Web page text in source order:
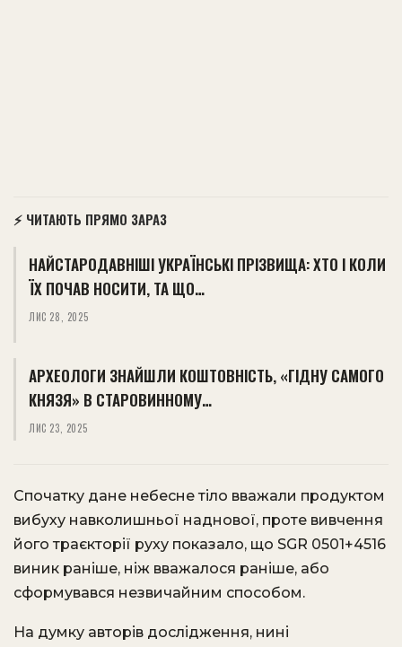
⚡ ЧИТАЮТЬ ПРЯМО ЗАРАЗ
НАЙСТАРОДАВНІШІ УКРАЇНСЬКІ ПРІЗВИЩА: ХТО І КОЛИ
ЇХ ПОЧАВ НОСИТИ, ТА ЩО…
ЛИС 28, 2025
АРХЕОЛОГИ ЗНАЙШЛИ КОШТОВНІСТЬ, «ГІДНУ САМОГО
КНЯЗЯ» В СТАРОВИННОМУ…
ЛИС 23, 2025
Спочатку дане небесне тіло вважали продуктом
вибуху навколишньої наднової, проте вивчення
його траєкторії руху показало, що SGR 0501+4516
виник раніше, ніж вважалося раніше, або
сформувався незвичайним способом.
На думку авторів дослідження, нині